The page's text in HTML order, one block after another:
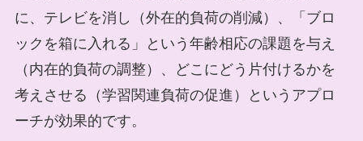
に、テレビを消し（外在的負荷の削減）、「ブロ
ックを箱に入れる」という年齢相応の課題を与え
（内在的負荷の調整）、どこにどう片付けるかを
考えさせる（学習関連負荷の促進）というアプロ
ーチが効果的です。